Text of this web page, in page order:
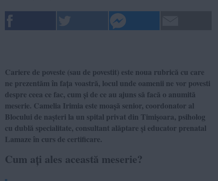
Cariere de poveste (sau de povestit) este noua rubrică cu care
ne prezentăm în fața voastră, locul unde oamenii ne vor povesti
despre ceea ce fac, cum și de ce au ajuns să facă o anumită
meserie. Camelia Irimia este moașă senior, coordonator al
Blocului de nașteri la un spital privat din Timișoara, psiholog
cu dublă specialitate, consultant alăptare și educator prenatal
Lamaze în curs de certificare.
Cum ați ales această meserie?